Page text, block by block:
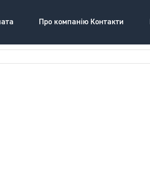
Про компанію Контакти